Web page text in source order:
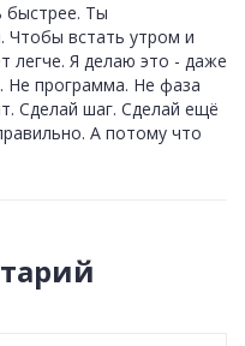
быстрее. Ты
Чтобы встать утром и
легче. Я делаю это - даже
Не программа. Не фаза
Сделай шаг. Сделай ещё
А потому что